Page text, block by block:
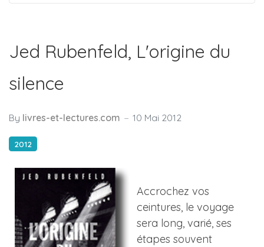
Jed Rubenfeld, L'origine du
silence
By livres-et-lectures.com 10 Mai 2012
2012
Accrochez vos
ceintures, le voyage
sera long, varié, ses
étapes souvent